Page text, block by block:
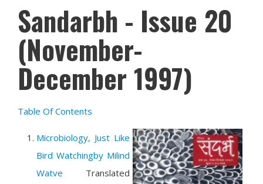
Sandarbh - Issue 20
(November-
December 1997)
Table Of Contents
Microbiology, Just Like
Bird Watchingby Milind
Watve Translated